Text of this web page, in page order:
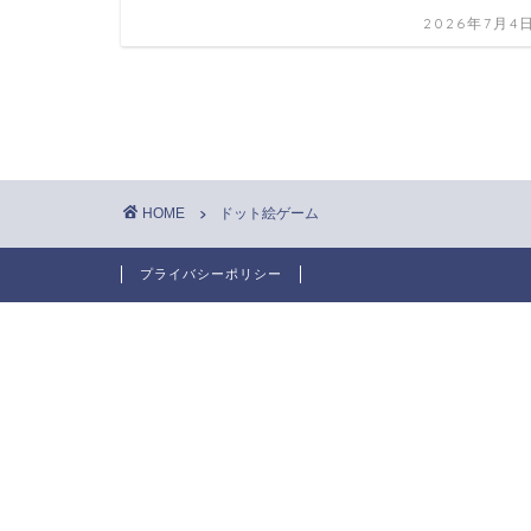
2026年7月4
HOME ドット絵ゲーム
プライバシーポリシー